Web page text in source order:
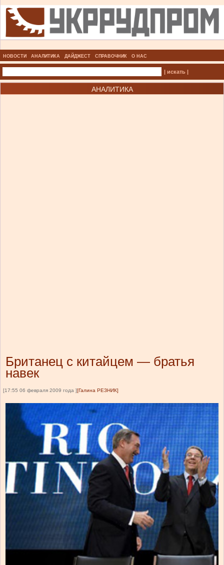
НОВОСТИ АНАЛИТИКА ДАЙДЖЕСТ СПРАВОЧНИК О НАС
| искать |
АНАЛИТИКА
Британец с китайцем — братья
навек
[17:55 06 февраля 2009 года ] [Галина РЕЗНИК]